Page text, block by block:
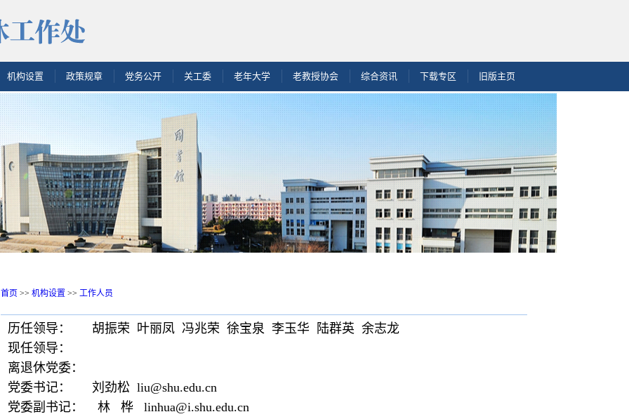
机构设置 政策规章 党务公开 关工委 老年大学 老教授协会 综合资讯 下载专区 旧版主页
首页 >> 机构设置 >> 工作人员
历任领导： 胡振荣 叶丽凤 冯兆荣 徐宝泉 李玉华 陆群英 余志龙
现任领导：
离退休党委：
党委书记： 刘劲松 liu@shu.edu.cn
党委副 书记： 林 桦 linhua@i.shu.edu.cn